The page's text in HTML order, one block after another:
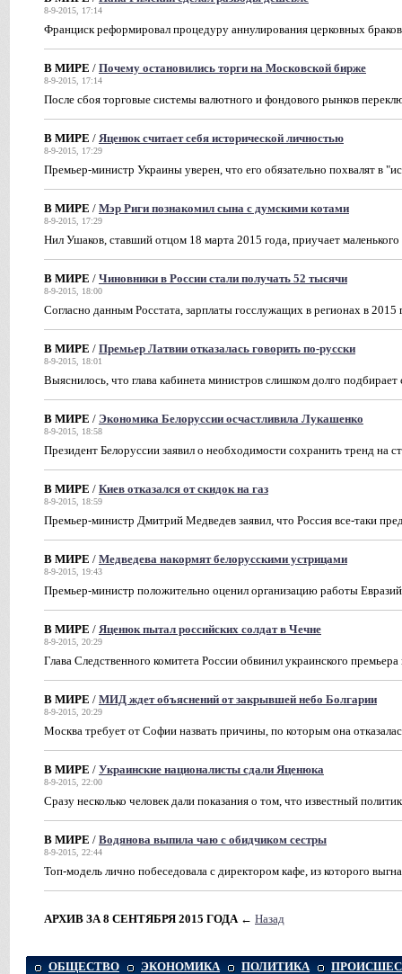
8-9-2015, 17:14
Франциск реформировал процедуру аннулирования церковных
В МИРЕ / Почему остановились торги на Московской бирже
8-9-2015, 17:14
После сбоя торговые системы валютного и фондового рынков
В МИРЕ / Яценюк считает себя исторической личностью
8-9-2015, 17:29
Премьер-министр Украины уверен, что его обязательно похвалят в
В МИРЕ / Мэр Риги познакомил сына с думскими котами
8-9-2015, 17:29
Нил Ушаков, ставший отцом 18 марта 2015 года, приучает
В МИРЕ / Чиновники в России стали получать 52 тысячи
8-9-2015, 18:00
Согласно данным Росстата, зарплаты госслужащих в регионах в 2015
В МИРЕ / Премьер Латвии отказалась говорить по-русски
8-9-2015, 18:01
Выяснилось, что глава кабинета министров слишком долго
В МИРЕ / Экономика Белоруссии осчастливила Лукашенко
8-9-2015, 18:58
Президент Белоруссии заявил о необходимости сохранить тренд на
В МИРЕ / Киев отказался от скидок на газ
8-9-2015, 18:59
Премьер-министр Дмитрий Медведев заявил, что Россия все-таки
В МИРЕ / Медведева накормят белорусскими устрицами
8-9-2015, 19:43
Премьер-министр положительно оценил организацию работы
В МИРЕ / Яценюк пытал российских солдат в Чечне
8-9-2015, 20:29
Глава Следственного комитета России обвинил украинского
В МИРЕ / МИД ждет объяснений от закрывшей небо Болгарии
8-9-2015, 20:29
Москва требует от Софии назвать причины, по которым она
В МИРЕ / Украинские националисты сдали Яценюка
8-9-2015, 22:00
Сразу несколько человек дали показания о том, что известный
В МИРЕ / Водянова выпила чаю с обидчиком сестры
8-9-2015, 22:44
Топ-модель лично побеседовала с директором кафе, из которого
АРХИВ ЗА 8 СЕНТЯБРЯ 2015 ГОДА ← Назад
ОБЩЕСТВО ЭКОНОМИКА ПОЛИТИКА